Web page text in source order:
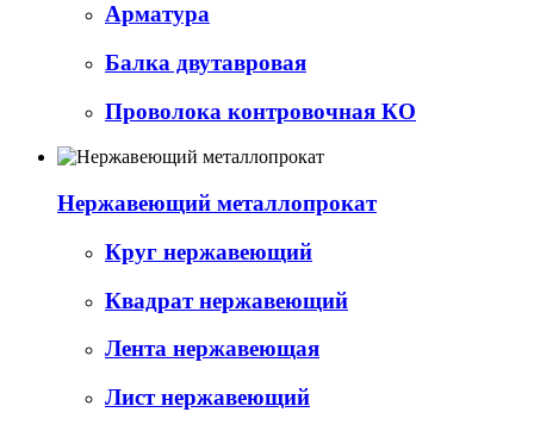
Арматура
Балка двутавровая
Проволока контровочная КО
Нержавеющий металлопрокат
Круг нержавеющий
Квадрат нержавеющий
Лента нержавеющая
Лист нержавеющий